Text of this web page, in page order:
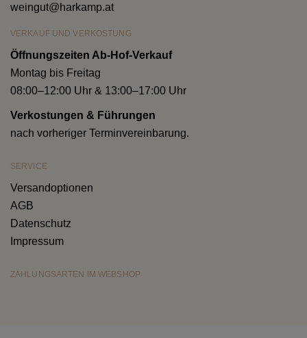
weingut@harkamp.at
VERKAUF UND VERKOSTUNG
Öffnungszeiten Ab-Hof-Verkauf
Montag bis Freitag
08:00–12:00 Uhr & 13:00–17:00 Uhr
Verkostungen & Führungen
nach vorheriger Terminvereinbarung.
SERVICE
Versandoptionen
AGB
Datenschutz
Impressum
ZAHLUNGSARTEN IM WEBSHOP